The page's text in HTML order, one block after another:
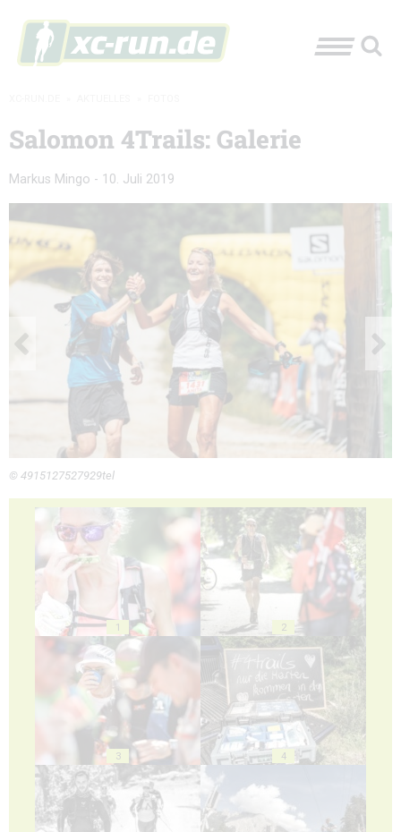
Salomon 4Trails: Galerie
Markus Mingo - 10. Juli 2019
© 4915127527929tel
1 2
3 4